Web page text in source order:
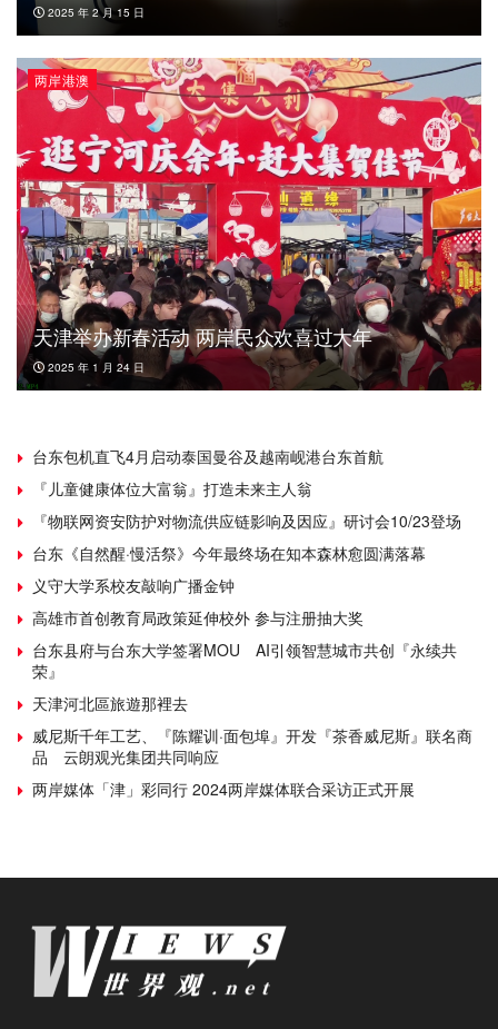
2025 年 2 月 15 日
两岸港澳
天津举办新春活动 两岸民众欢喜过大年
2025 年 1 月 24 日
台东包机直飞4月启动泰国曼谷及越南岘港台东首航
『儿童健康体位大富翁』打造未来主人翁
『物联网资安防护对物流供应链影响及因应』研讨会10/23登场
台东《自然醒·慢活祭》今年最终场在知本森林愈圆满落幕
义守大学系校友敲响广播金钟
高雄市首创教育局政策延伸校外 参与注册抽大奖
台东县府与台东大学签署MOU AI引领智慧城市共创『永续共
荣』
天津河北區旅遊那裡去
威尼斯千年工艺、『陈耀训·面包埠』开发『茶香威尼斯』联名商
品 云朗观光集团共同响应
两岸媒体「津」彩同行 2024两岸媒体联合采访正式开展